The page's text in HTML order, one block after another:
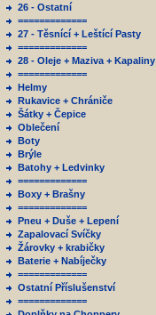
26 - Ostatní
=============
27 - Těsnící + Leštící Pasty
=============
28 - Oleje + Maziva + Kapaliny
=============
Helmy
Rukavice + Chrániče
Šátky + Čepice
Oblečení
Boty
Brýle
Batohy + Ledvinky
=============
Boxy + Brašny
=============
Pneu + Duše + Lepení
Zapalovací Svíčky
Žárovky + krabičky
Baterie + Nabíječky
=============
Ostatní Příslušenství
=============